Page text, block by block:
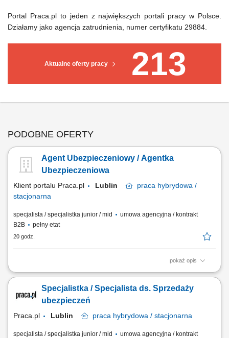
Aktualne oferty pracy 213
Portal Praca.pl to jeden z największych portali pracy w Polsce.
Działamy jako agencja zatrudnienia, numer certyfikatu 29884.
PODOBNE OFERTY
Agent Ubezpieczeniowy / Agentka
Ubezpieczeniowa
Klient portalu Praca.pl Lublin praca hybrydowa /
stacjonarna
specjalista / specjalistka junior / mid
umowa agencyjna / kontrakt
B2B
pełny etat
20 godz.
pokaż opis
Budowanie i pozyskiwanie własnego portfela klientów oraz relacji
ubezpieczeniowych; Prowadzenie spotkań handlowych w formie online
i stacjonarnej; Realizacja indywidualnych celów sprzedażowych przy
Specjalistka / Specjalista ds. Sprzedaży
ubezpieczeń
Praca.pl Lublin praca hybrydowa / stacjonarna
specjalista / specjalistka junior / mid
umowa agencyjna / kontrakt